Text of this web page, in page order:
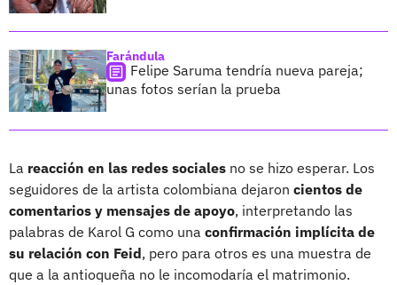
Farándula
Felipe Saruma tendría nueva pareja;
unas fotos serían la prueba
La reacción en las redes sociales no se hizo esperar. Los
seguidores de la artista colombiana dejaron cientos de
comentarios y mensajes de apoyo, interpretando las
palabras de Karol G como una confirmación implícita de
su relación con Feid, pero para otros es una muestra de
que a la antioqueña no le incomodaría el matrimonio.